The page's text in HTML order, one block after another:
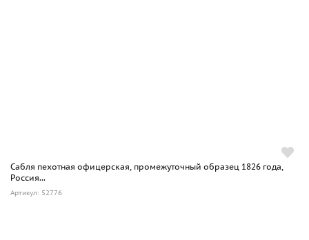
Сабля пехотная офицерская, промежуточный образец 1826 года,
Россия...
Артикул: 52776